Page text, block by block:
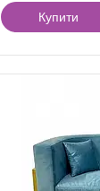
Купити